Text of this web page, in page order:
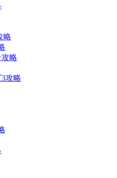
略
攻略
攻略